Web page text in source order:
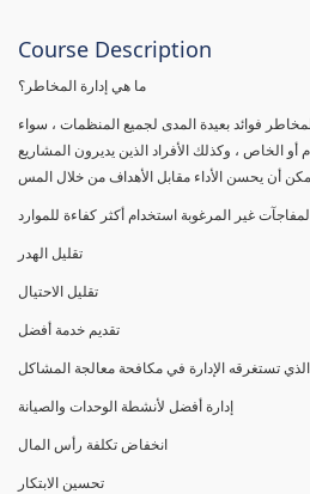
Course Description
ما هي إدارة المخاطر؟
فوائد بعيدة المدى لجميع المنظمات ، سواء
أو الخاص ، وكذلك الأفراد الذين يديرون المشاريع
غير المرغوبة استخدام أكثر كفاءة للموارد
تقليل الهدر
تقليل الاحتيال
تقديم خدمة أفضل
تستغرقه الإدارة في مكافحة معالجة المشاكل
إدارة أفضل لأنشطة الوحدات والصيانة
انخفاض تكلفة رأس المال
تحسين الابتكار